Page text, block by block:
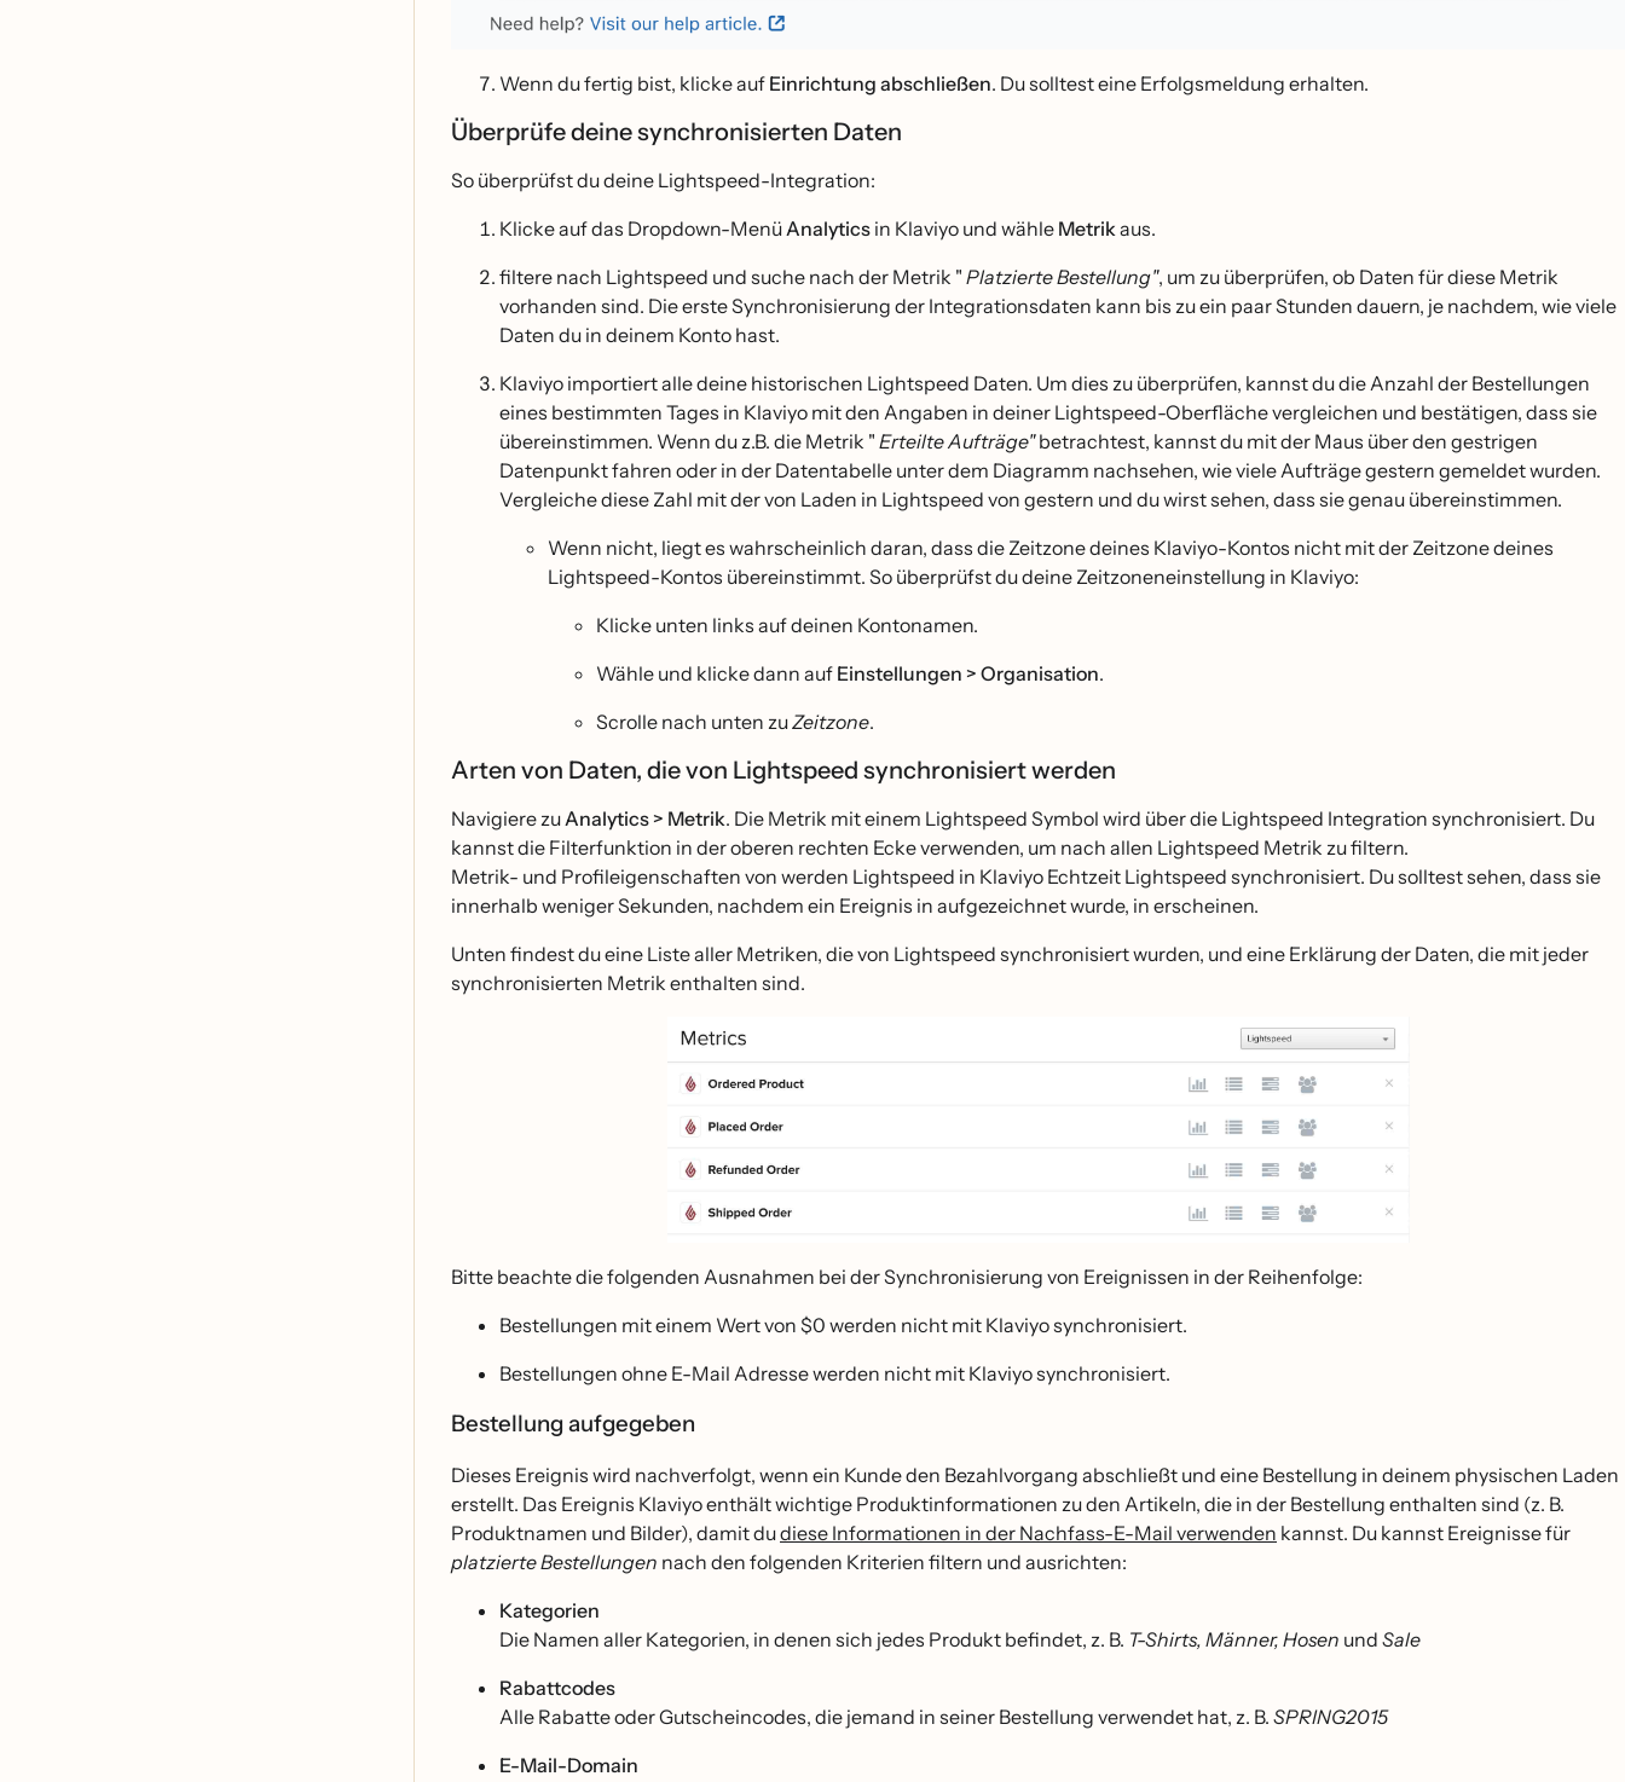
Wenn du fertig bist, klicke auf Einrichtung abschließen. Du solltest eine Erfolgsmeldung erhalten.
Überprüfe deine synchronisierten Daten
So überprüfst du deine Lightspeed-Integration:
Klicke auf das Dropdown-MenüAnalytics in Klaviyo und wähle Metrikaus.
filtere nach Lightspeed und suche nach der Metrik " Platzierte Bestellung", um zu überprüfen, ob Daten für diese Metrik
vorhanden sind. Die erste Synchronisierung der Integrationsdaten kann bis zu ein paar Stunden dauern, je nachdem, wie viele
Daten du in deinem Konto hast.
Klaviyo importiert alle deine historischen Lightspeed Daten. Um dies zu überprüfen, kannst du die Anzahl der Bestellungen
eines bestimmten Tages in Klaviyo mit den Angaben in deiner Lightspeed-Oberfläche vergleichen und bestätigen, dass sie
übereinstimmen. Wenn du z.B. die Metrik " Erteilte Aufträge"betrachtest, kannst du mit der Maus über den gestrigen
Datenpunkt fahren oder in der Datentabelle unter dem Diagramm nachsehen, wie viele Aufträge gestern gemeldet wurden.
Vergleiche diese Zahl mit der von Laden in Lightspeed von gestern und du wirst sehen, dass sie genau übereinstimmen.
Wenn nicht, liegt es wahrscheinlich daran, dass die Zeitzone deines Klaviyo-Kontos nicht mit der Zeitzone deines
Lightspeed-Kontos übereinstimmt. So überprüfst du deine Zeitzoneneinstellung in Klaviyo:
Klicke unten links auf deinen Kontonamen.
Wähle und klicke dann auf Einstellungen > Organisation.
Scrolle nach unten zuZeitzone.
Arten von Daten, die von Lightspeed synchronisiert werden
Navigiere zuAnalytics > Metrik. Die Metrik mit einem Lightspeed Symbol wird über die Lightspeed Integration synchronisiert. Du
kannst die Filterfunktion in der oberen rechten Ecke verwenden, um nach allen Lightspeed Metrik zu filtern.
Metrik- und Profileigenschaften von werden Lightspeed in Klaviyo Echtzeit Lightspeed synchronisiert. Du solltest sehen, dass sie
innerhalb weniger Sekunden, nachdem ein Ereignis in aufgezeichnet wurde, in erscheinen.
Unten findest du eine Liste aller Metriken, die von Lightspeed synchronisiert wurden, und eine Erklärung der Daten, die mit jeder
synchronisierten Metrik enthalten sind.
Bitte beachte die folgenden Ausnahmen bei der Synchronisierung von Ereignissen in der Reihenfolge:
Bestellungen mit einem Wert von $0 werden nicht mit Klaviyo synchronisiert.
Bestellungen ohne E-Mail Adresse werden nicht mit Klaviyo synchronisiert.
Bestellung aufgegeben
Dieses Ereignis wird nachverfolgt, wenn ein Kunde den Bezahlvorgang abschließt und eine Bestellung in deinem physischen Laden
erstellt. Das Ereignis Klaviyo enthält wichtige Produktinformationen zu den Artikeln, die in der Bestellung enthalten sind (z. B.
Produktnamen und Bilder), damit dudiese Informationen in der Nachfass-E-Mail verwenden kannst. Du kannst Ereignisse für
platzierte Bestellungen nach den folgenden Kriterien filtern und ausrichten:
Kategorien
Die Namen aller Kategorien, in denen sich jedes Produkt befindet, z. B. T-Shirts, Männer, Hosen und Sale
Rabattcodes
Alle Rabatte oder Gutscheincodes, die jemand in seiner Bestellung verwendet hat, z. B. SPRING2015
E-Mail-Domain